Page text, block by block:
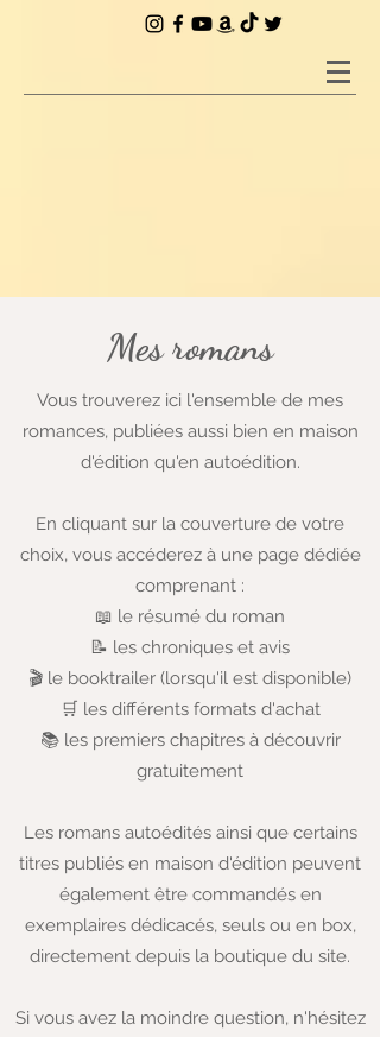
Mes romans
Vous trouverez ici l'ensemble de mes
romances, publiées aussi bien en maison
d'édition qu'en autoédition.
En cliquant sur la couverture de votre
choix, vous accéderez à une page dédiée
comprenant :
📖 le résumé du roman
📝 les chroniques et avis
🎬 le booktrailer (lorsqu'il est disponible)
🛒 les différents formats d'achat
📚 les premiers chapitres à découvrir
gratuitement
Les romans autoédités ainsi que certains
titres publiés en maison d'édition peuvent
également être commandés en
exemplaires dédicacés, seuls ou en box,
directement depuis la boutique du site.
Si vous avez la moindre question, n'hésitez